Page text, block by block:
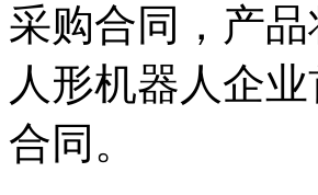
采购合同，产
人形机器人企
合同。